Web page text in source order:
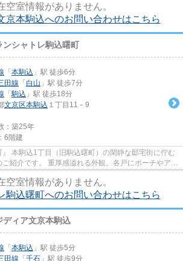
空室情報がありません。
京本駒込へのお問い合わせはこちら
ンシャトレ駒込曙町
「 本駒込 」駅 徒歩6分
田線 「 白山 」駅 徒歩7分
「駒込 」駅 徒歩18分
文京区本駒込 １丁目11－9
：築25年
6階建
』 本駒込1丁目（旧駒込曙町）の閑静な邸宅街に佇む
紹介です。 重厚感溢れる外観。各戸にポーチやアル
空室情報がありません。
駒込曙町へのお問い合わせはこちら
ディア文京本駒込
「 本駒込 」駅 徒歩5分
田線 「 千石 」駅 徒歩9分